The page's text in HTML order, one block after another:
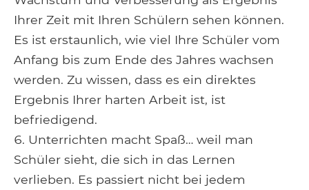
Ihrer Zeit mit Ihren Schülern sehen können.
Es ist erstaunlich, wie viel Ihre Schüler vom
Anfang bis zum Ende des Jahres wachsen
werden. Zu wissen, dass es ein direktes
Ergebnis Ihrer harten Arbeit ist, ist
befriedigend.
Unterrichten macht Spaß… weil man
Schüler sieht, die sich in das Lernen
verlieben. Es passiert nicht bei jedem